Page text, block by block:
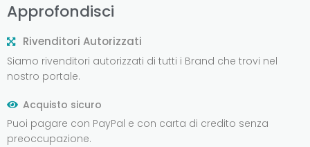
Approfondisci
Rivenditori Autorizzati
Siamo rivenditori autorizzati di tutti i Brand che trovi nel
nostro portale.
Acquisto sicuro
Puoi pagare con PayPal e con carta di credito senza
preoccupazione.